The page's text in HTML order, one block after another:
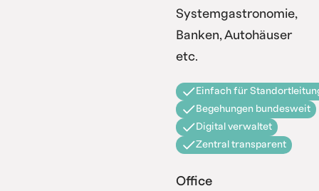
Systemgastronomie,
Banken, Autohäuser
etc.
Einfach für
Begehungen bundesweit
Digital verwaltet
Zentral transparent
Office